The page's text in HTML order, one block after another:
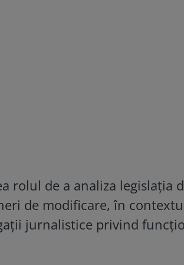
rolul de a analiza legislația
de modificare, în
jurnalistice privind